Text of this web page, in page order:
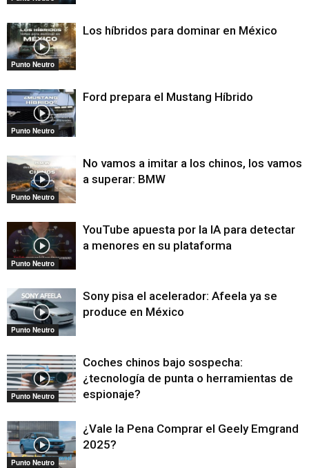
Punto Neutro
Los híbridos para dominar en México
Punto Neutro
Ford prepara el Mustang Híbrido
Punto Neutro
No vamos a imitar a los chinos, los vamos
a superar: BMW
Punto Neutro
YouTube apuesta por la IA para detectar
a menores en su plataforma
Punto Neutro
Sony pisa el acelerador: Afeela ya se
produce en México
Punto Neutro
Coches chinos bajo sospecha:
¿tecnología de punta o herramientas de
espionaje?
Punto Neutro
¿Vale la Pena Comprar el Geely Emgrand
2025?